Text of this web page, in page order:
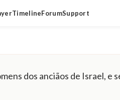
TimelineForumSupport
dos anciãos de Israel, e